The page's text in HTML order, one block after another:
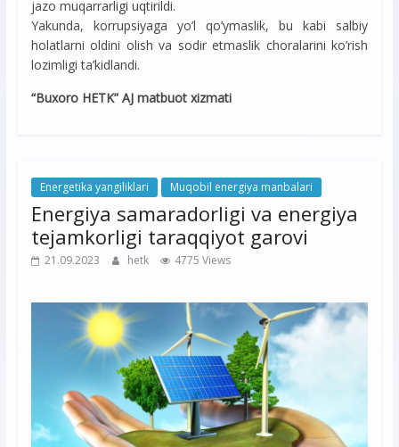
jazo muqarrarligi uqtirildi.
Yakunda, korrupsiyaga yo’l qo’ymaslik, bu kabi salbiy
holatlarni oldini olish va sodir etmaslik choralarini ko’rish
lozimligi ta’kidlandi.
“Buxoro HETK” AJ matbuot xizmati
Energetika yangiliklari Muqobil energiya manbalari
Energiya samaradorligi va energiya
tejamkorligi taraqqiyot garovi
21.09.2023 hetk 4775 Views